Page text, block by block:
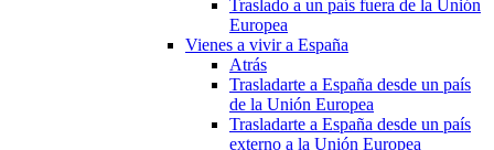
Traslado a un país fuera de la Unión
Europea
Vienes a vivir a España
Atrás
Trasladarte a España desde un país
de la Unión Europea
Trasladarte a España desde un país
externo a la Unión Europea